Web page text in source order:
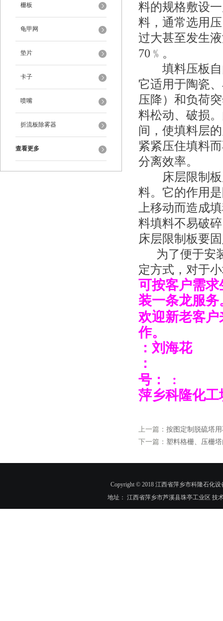
栅板
龟甲网
垫片
卡子
喷嘴
折流板除雾器
查看更多
料的规格敷设
料，通常选用
过大甚至发生
70﹪。
填料压板自
它适用于陶瓷
压降）和负荷
料松动、破损
间，使填料层
紧紧压住填料
分离效率。
床层限制板
料。它的作用
上移动而造成
料填料不易破
床层限制板要
为了便于安
定方式，对于
可按客户需
装一条龙服务
欢迎新老客
作。
：刘海花
：
号： :
萍乡科隆化
上一篇： 按图定制脱硫塔
下一篇： 塑料格栅、压栅
Copyright © 2018 江西省萍乡市科隆石化
地址： 江西省萍乡市芦溪县珠亭工业区 技